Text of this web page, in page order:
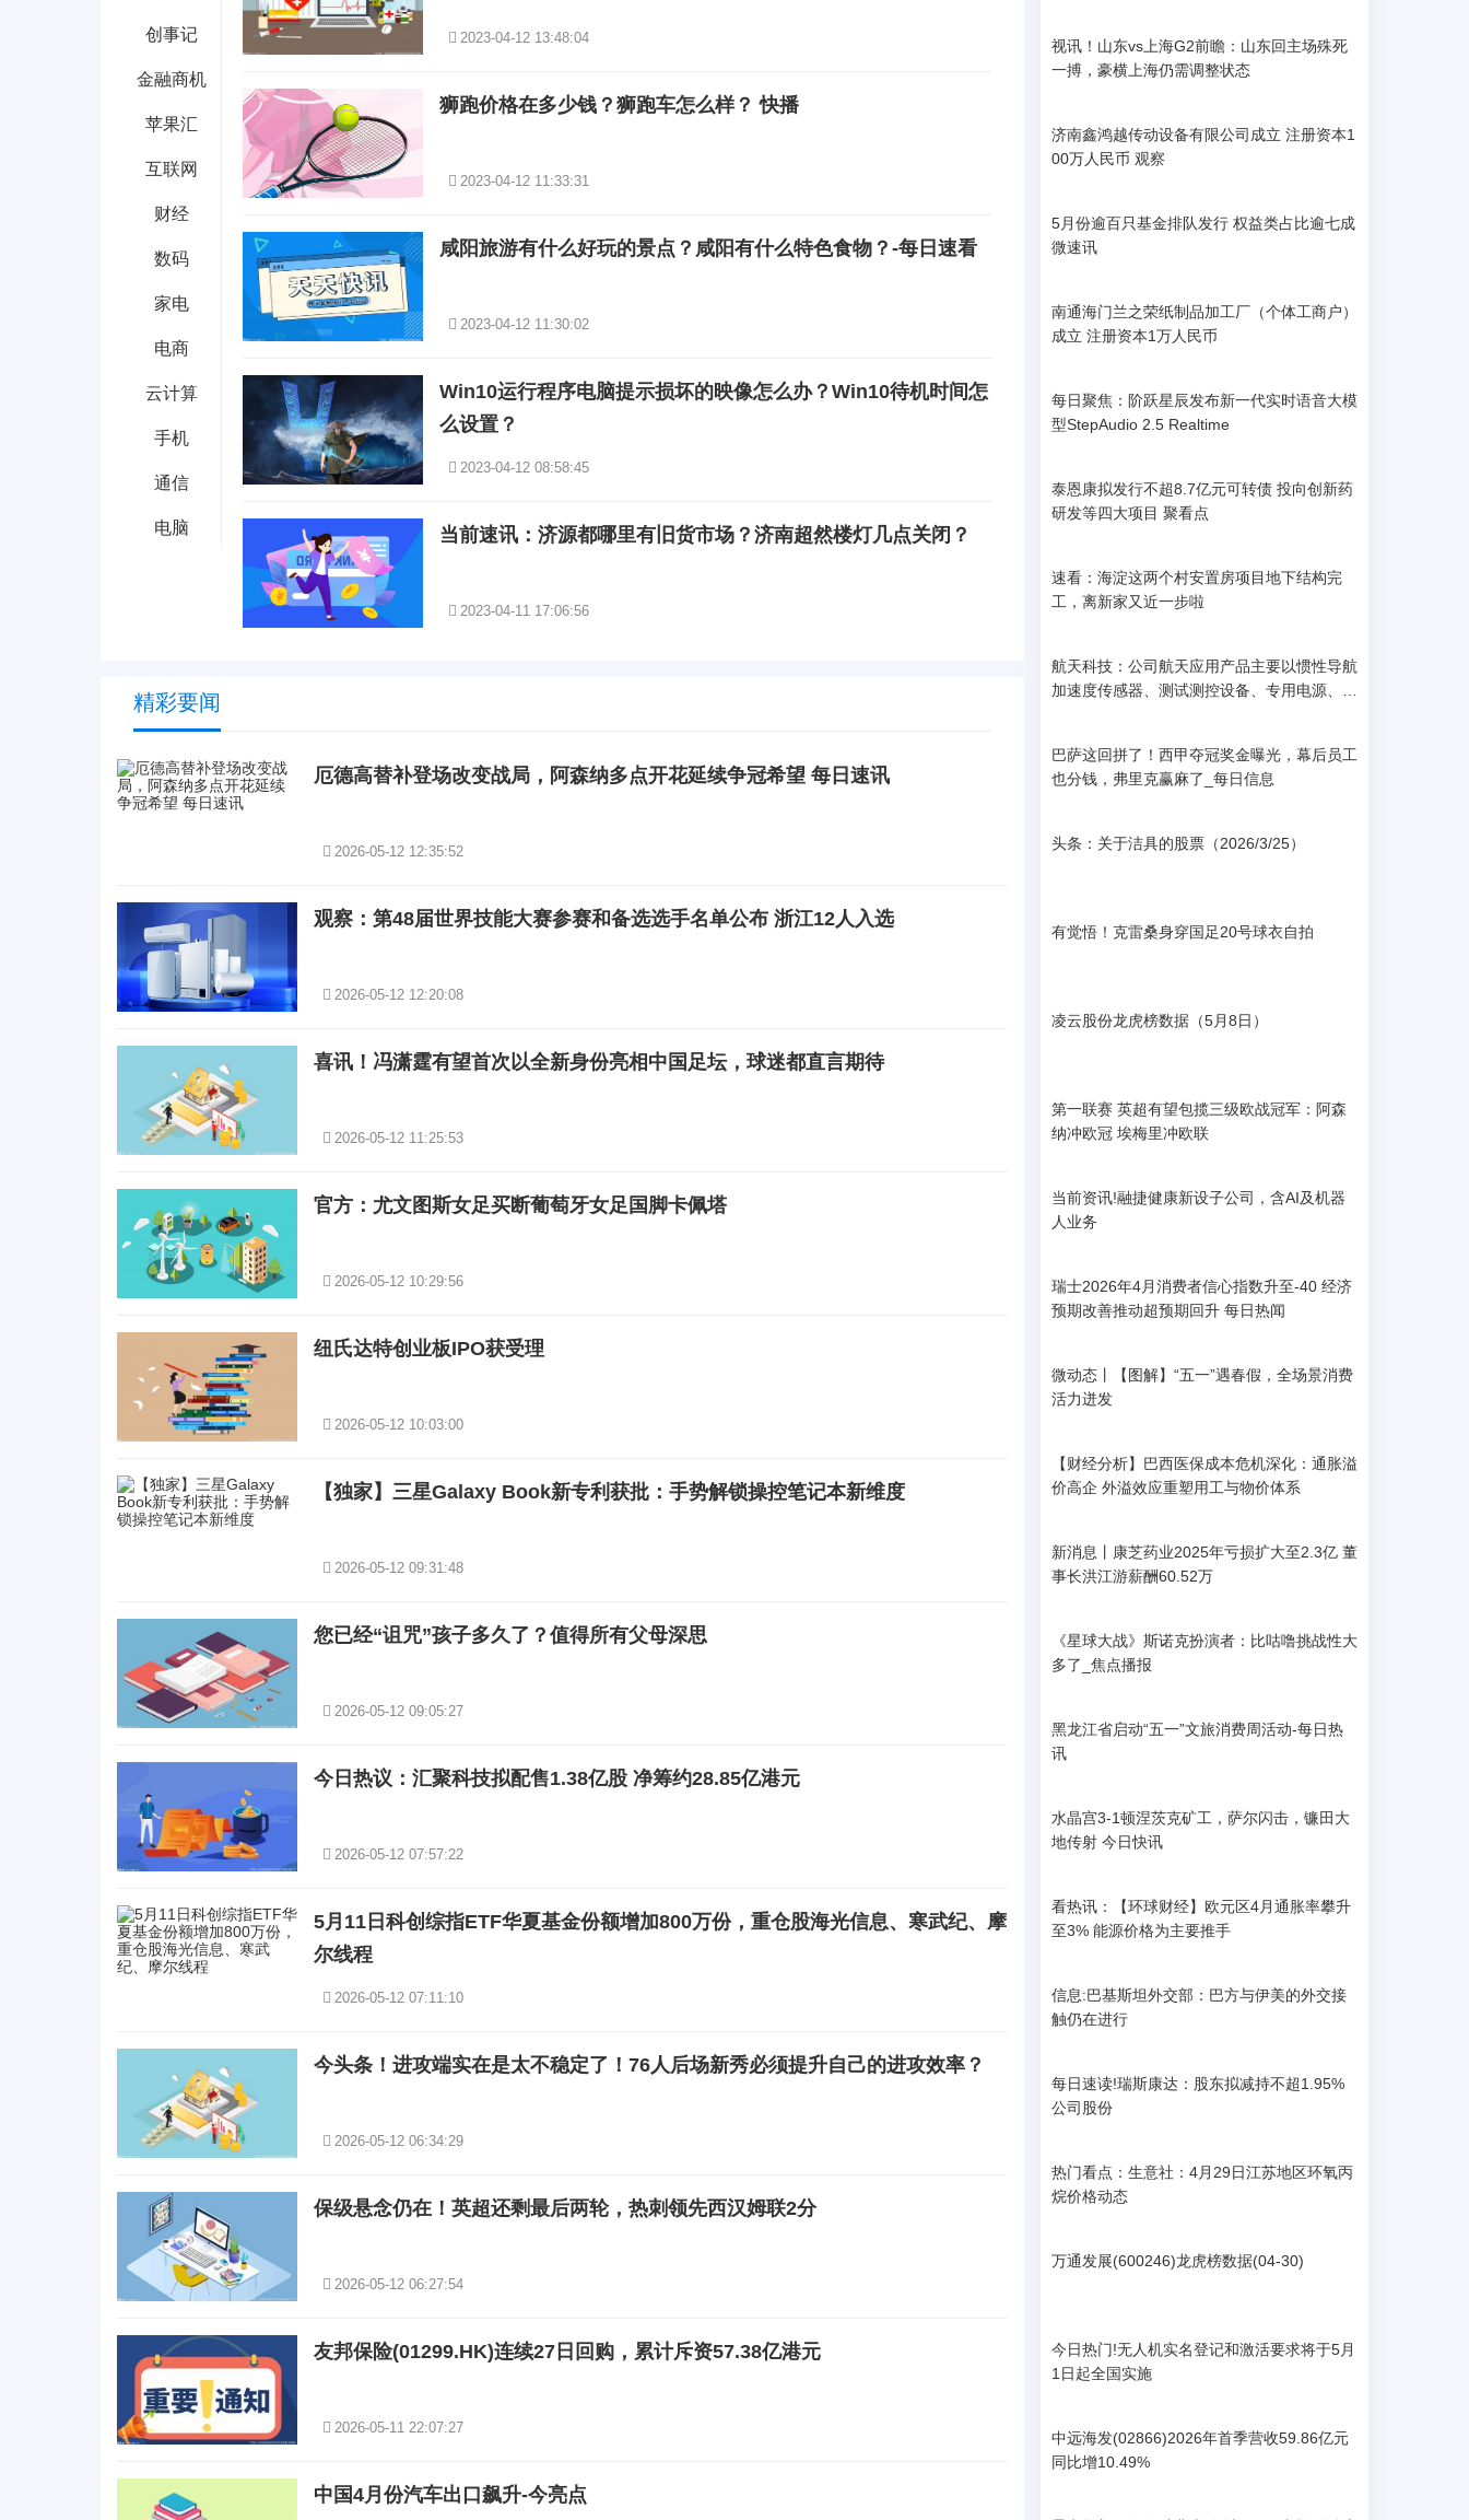
创事记
金融商机
苹果汇
互联网
财经
数码
家电
电商
云计算
手机
通信
电脑
2023-04-12 13:48:04
狮跑价格在多少钱？狮跑车怎么样？ 快播
2023-04-12 11:33:31
咸阳旅游有什么好玩的景点？咸阳有什么特色食物？-每日速看
2023-04-12 11:30:02
Win10运行程序电脑提示损坏的映像怎么办？Win10待机时间怎
么设置？
2023-04-12 08:58:45
当前速讯：济源都哪里有旧货市场？济南超然楼灯几点关闭？
2023-04-11 17:06:56
精彩要闻
厄德高替补登场改变战局，阿森纳多点开花延续争冠希望 每日速讯
2026-05-12 12:35:52
观察：第48届世界技能大赛参赛和备选选手名单公布 浙江12人入选
2026-05-12 12:20:08
喜讯！冯潇霆有望首次以全新身份亮相中国足坛，球迷都直言期待
2026-05-12 11:25:53
官方：尤文图斯女足买断葡萄牙女足国脚卡佩塔
2026-05-12 10:29:56
纽氏达特创业板IPO获受理
2026-05-12 10:03:00
【独家】三星Galaxy Book新专利获批：手势解锁操控笔记本新维度
2026-05-12 09:31:48
您已经“诅咒”孩子多久了？值得所有父母深思
2026-05-12 09:05:27
今日热议：汇聚科技拟配售1.38亿股 净筹约28.85亿港元
2026-05-12 07:57:22
5月11日科创综指ETF华夏基金份额增加800万份，重仓股海光信息、寒武纪、摩
尔线程
2026-05-12 07:11:10
今头条！进攻端实在是太不稳定了！76人后场新秀必须提升自己的进攻效率？
2026-05-12 06:34:29
保级悬念仍在！英超还剩最后两轮，热刺领先西汉姆联2分
2026-05-12 06:27:54
友邦保险(01299.HK)连续27日回购，累计斥资57.38亿港元
2026-05-11 22:07:27
中国4月份汽车出口飙升-今亮点
视讯！山东vs上海G2前瞻：山东回主场殊死
一搏，豪横上海仍需调整状态
济南鑫鸿越传动设备有限公司成立 注册资本1
00万人民币 观察
5月份逾百只基金排队发行 权益类占比逾七成
微速讯
南通海门兰之荣纸制品加工厂（个体工商户）
成立 注册资本1万人民币
每日聚焦：阶跃星辰发布新一代实时语音大模
型StepAudio 2.5 Realtime
泰恩康拟发行不超8.7亿元可转债 投向创新药
研发等四大项目 聚看点
速看：海淀这两个村安置房项目地下结构完
工，离新家又近一步啦
航天科技：公司航天应用产品主要以惯性导航
加速度传感器、测试测控设备、专用电源、精
巴萨这回拼了！西甲夺冠奖金曝光，幕后员工
也分钱，弗里克赢麻了_每日信息
头条：关于洁具的股票（2026/3/25）
有觉悟！克雷桑身穿国足20号球衣自拍
凌云股份龙虎榜数据（5月8日）
第一联赛 英超有望包揽三级欧战冠军：阿森
纳冲欧冠 埃梅里冲欧联
当前资讯!融捷健康新设子公司，含AI及机器
人业务
瑞士2026年4月消费者信心指数升至-40 经济
预期改善推动超预期回升 每日热闻
微动态丨【图解】“五一”遇春假，全场景消费
活力迸发
【财经分析】巴西医保成本危机深化：通胀溢
价高企 外溢效应重塑用工与物价体系
新消息丨康芝药业2025年亏损扩大至2.3亿 董
事长洪江游薪酬60.52万
《星球大战》斯诺克扮演者：比咕噜挑战性大
多了_焦点播报
黑龙江省启动“五一”文旅消费周活动-每日热
讯
水晶宫3-1顿涅茨克矿工，萨尔闪击，镰田大
地传射 今日快讯
看热讯：【环球财经】欧元区4月通胀率攀升
至3% 能源价格为主要推手
信息:巴基斯坦外交部：巴方与伊美的外交接
触仍在进行
每日速读!瑞斯康达：股东拟减持不超1.95%
公司股份
热门看点：生意社：4月29日江苏地区环氧丙
烷价格动态
万通发展(600246)龙虎榜数据(04-30)
今日热门!无人机实名登记和激活要求将于5月
1日起全国实施
中远海发(02866)2026年首季营收59.86亿元
同比增10.49%